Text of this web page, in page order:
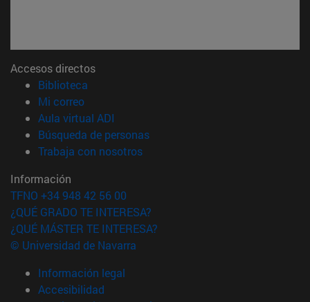
Accesos directos
Biblioteca
Mi correo(abre en nueva ventana)
Aula virtual ADI
Búsqueda de personas(abre en nueva ventana)
Trabaja con nosotros(abre en nueva ventana)
Información
TFNO +34 948 42 56 00
¿QUÉ GRADO TE INTERESA?
¿QUÉ MÁSTER TE INTERESA?
© Universidad de Navarra
Información legal
Accesibilidad